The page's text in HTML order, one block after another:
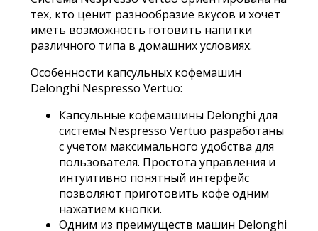
тех, кто ценит разнообразие вкусов и хочет
иметь возможность готовить напитки
различного типа в домашних условиях.
Особенности капсульных кофемашин
Delonghi Nespresso Vertuo:
Капсульные кофемашины Delonghi для
системы Nespresso Vertuo разработаны
с учетом максимального удобства для
пользователя. Простота управления и
интуитивно понятный интерфейс
позволяют приготовить кофе одним
нажатием кнопки.
Одним из преимуществ машин Delonghi